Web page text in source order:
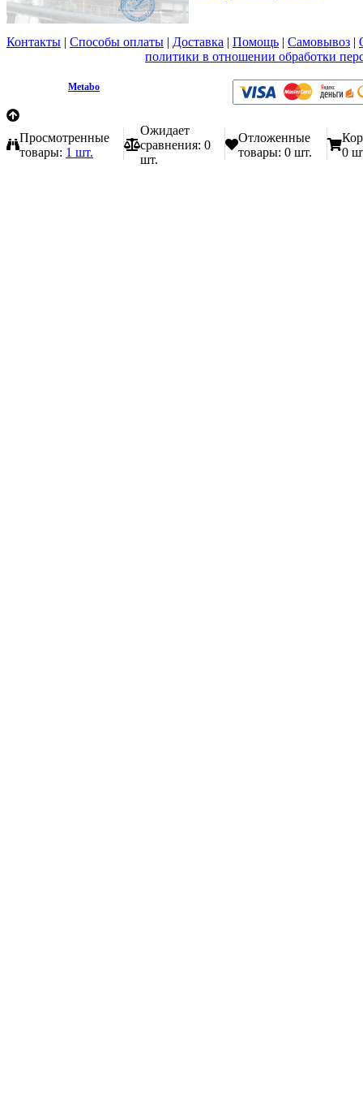
Контакты | Способы оплаты | Доставка | Помощь | Самовывоз |
политики в отношении обработки
Metabo
Просмотренные
товары: 1 шт.
Ожидает
сравнения: 0
шт.
Отложенные
товары: 0 шт.
0